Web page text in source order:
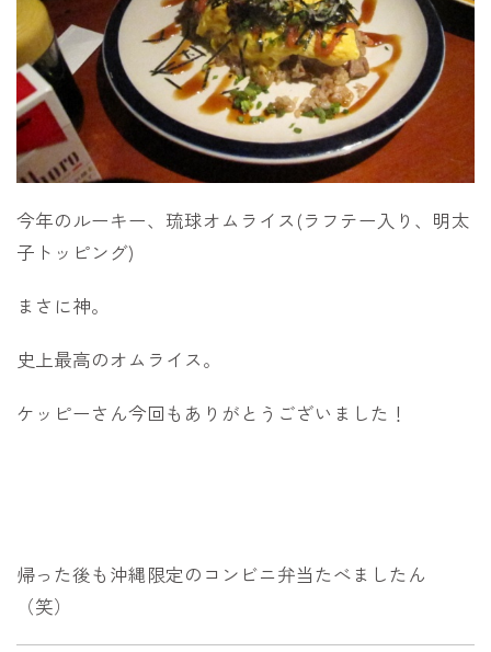
今年のルーキー、琉球オムライス(ラフテー入り、明太
子トッピング)
まさに神。
史上最高のオムライス。
ケッピーさん今回もありがとうございました！
帰った後も沖縄限定のコンビニ弁当たべましたん
（笑）